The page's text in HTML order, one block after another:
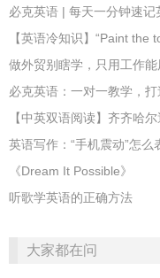
必克英语 | 每天一分钟速
【英语冷知识】“Paint the
做外贸别瞎学，只用工作
必克英语：一对一教学，
【中英双语阅读】齐齐哈
英语写作：“手机震动”怎么
《Dream It Possible》
听歌学英语的正确方法
大家都在问